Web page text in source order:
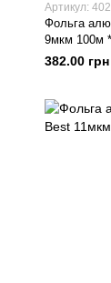
Артикул:
Фольга
9мкм 100м
382.00 грн